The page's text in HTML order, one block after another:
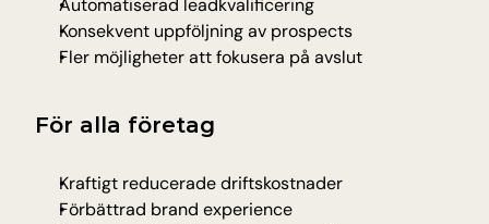
Automatiserad leadkvalificering
Konsekvent uppföljning av prospects
Fler möjligheter att fokusera på avslut
För alla företag
Kraftigt reducerade driftskostnader
Förbättrad brand experience